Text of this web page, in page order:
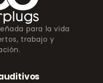
para la vida
trabajo y